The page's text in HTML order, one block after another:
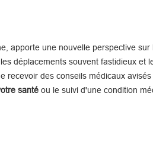
apporte une nouvelle perspective
déplacements souvent fastidieux et
recevoir des conseils médicaux
santé ou le suivi d'une condition